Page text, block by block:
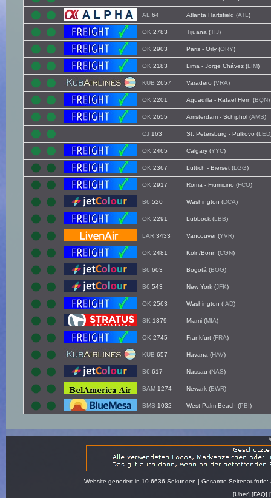
AL 64 Atlanta Hartsfield (ATL )
OK 2783 Tijuana (TIJ)
OK 2903 Paris - Orly (ORY)
OK 2183 Lima - Jorge Chávez (LIM)
KUB 2657 Varadero (VRA)
OK 2201 Aguadilla - Rafael Hern (BQN)
OK 2655 Amsterdam - Schiphol (AMS)
CJ 163 St. Petersburg - Pulkovo (LED
OK 2465 Calgary (YYC)
OK 2367 Lüttich - Bierset (LGG)
OK 2917 Roma - Fiumicino (FCO)
B6 520 Washington (DCA)
OK 2291 Lubbock (LBB)
LAR 3433 Vancouver (YVR)
OK 2481 Köln/Bonn (CGN)
B6 603 Bogotá (BOG)
B6 543 New York (JFK)
OK 2563 Washington (IAD)
SK 1379 Miami (MIA)
OK 2745 Frankfurt (FRA)
KUB 657 Havana (HAV)
B6 617 Nassau (NAS)
BAM 1274 Newark (EWR)
BMS 1032 West Palm Beach (PBI)
Website generiert in 10.6636 Sekunden | Gesamte
[Über] [FAQ] [